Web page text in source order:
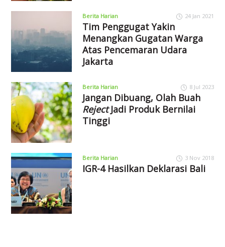
Berita Harian 24 Jan 2021
Tim Penggugat Yakin
Menangkan Gugatan Warga
Atas Pencemaran Udara
Jakarta
Berita Harian 8 Jul 2023
Jangan Dibuang, Olah Buah
RejectJadi Produk Bernilai
Tinggi
Berita Harian 3 Nov 2018
IGR-4 Hasilkan Deklarasi Bali